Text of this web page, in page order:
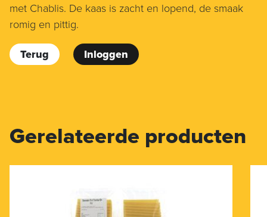
met Chablis. De kaas is zacht en lopend, de smaak
romig en pittig.
Terug Inloggen
Gerelateerde producten